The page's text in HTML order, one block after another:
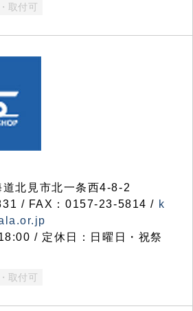
取付可
北見市北一条西4-8-2
/ FAX：0157-23-5814 / k
/ 定休日：日曜日・祝祭
取付可